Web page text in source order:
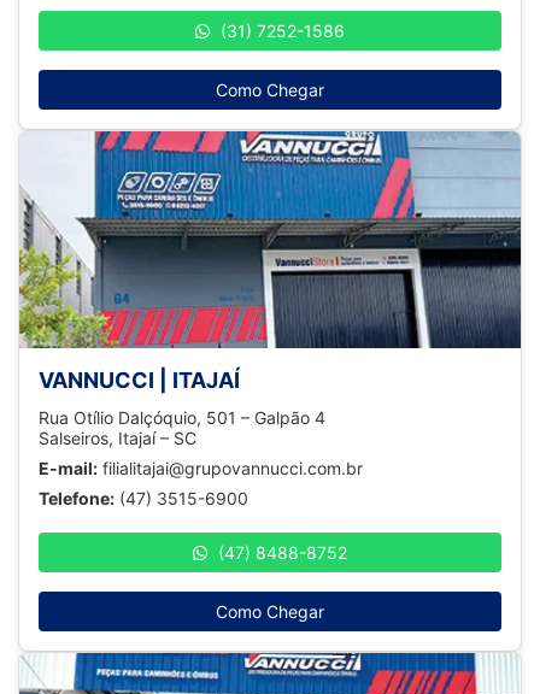
(31) 7252-1586
Como Chegar
VANNUCCI | ITAJAÍ
Rua Otílio Dalçóquio, 501 – Galpão 4
Salseiros, Itajaí – SC
E-mail: filialitajai@grupovannucci.com.br
Telefone: (47) 3515-6900
(47) 8488-8752
Como Chegar